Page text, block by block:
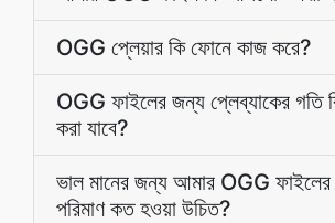
OGG প্লেয়ার কি ফোনে কাজ করে?
OGG ফাইলের জন্য প্লেব্যাকের গতি
করা যাবে?
ভাল মানের জন্য আমার OGG ফাইলের
পরিমাণ কত হওয়া উচিত?